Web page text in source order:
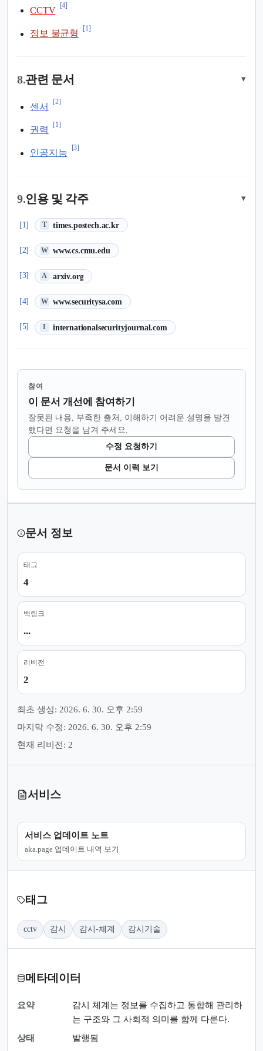
CCTV
[4]
정보 불균형
[1]
8.관련 문서 ▾
센서
[2]
권력
[1]
인공지능
[3]
9.인용 및 각주 ▾
[1] T times.postech.ac.kr
(새 탭에서 열림)
[2] W www.cs.cmu.edu
(새 탭에서 열림)
[3] A arxiv.org
(새 탭에서 열림)
[4] W www.securitysa.com
(새 탭에서 열림)
[5] internationalsecurityjournal.com
(새 탭에서 열림)
참여
이 문서 개선에 참여하기
잘못된 내용, 부족한 출처, 이해하기 어려운 설명을 발견
했다면 요청을 남겨 주세요.
수정 요청하기
문서 이력 보기
문서 정보
태그
4
백링크
...
리비전
2
최초 생성: 2026. 6. 30. 오후 2:59
마지막 수정: 2026. 6. 30. 오후 2:59
현재 리비전: 2
서비스
서비스 업데이트 노트
aka.page 업데이트 내역 보기
태그
cctv 감시 감시-체계 감시기술
메타데이터
요약
감시 체계는 정보를 수집하고 통합해 관리하
는 구조와 그 사회적 의미를 함께 다룬다.
상태
발행됨